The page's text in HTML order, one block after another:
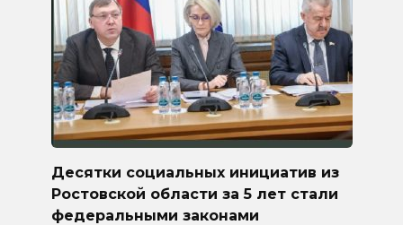
Десятки социальных инициатив из
Ростовской области за 5 лет стали
федеральными законами